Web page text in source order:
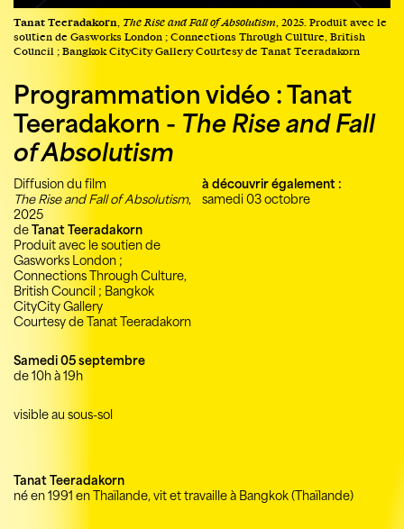
Tanat Teeradakorn The Rise and Fall of Absolutism , 2025. Produit avec le
soutien de Gasworks London ; Connections Through Culture, British
Council ; Bangkok CityCity Gallery Courtesy de Tanat Teeradakorn
Programmation vidéo : Tanat
Teeradakorn - The Rise and Fall
of Absolutism
Diffusion du film
The Rise and Fall of Absolutism,
2025
deTanat Teeradakorn
Produit avec le soutien de
Gasworks London ;
Connections Through Culture,
British Council ; Bangkok
CityCity Gallery
Courtesy de Tanat Teeradakorn
Samedi 05 septembre
de 10h à 19h
visible au sous-sol
à découvrir également :
samedi 03 octobre
Tanat Teeradakorn
né en 1991 en Thaïlande, vit et travaille à Bangkok (Thaïlande)